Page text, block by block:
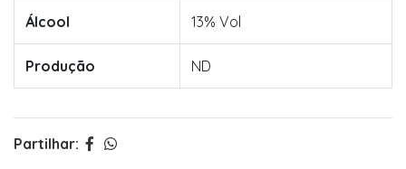
Álcool 13% Vol
Produção ND
Partilhar: